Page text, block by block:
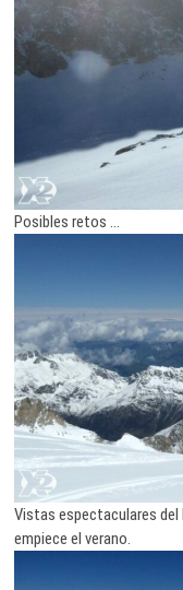
Posibles retos …
Vistas espectaculares del
empiece el verano.